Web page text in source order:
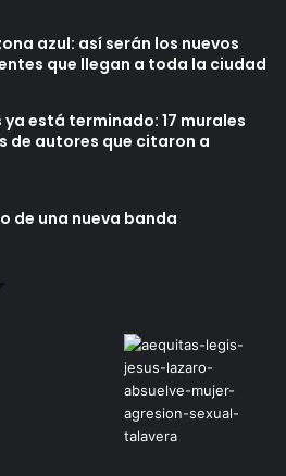
azul: así serán los nuevos
que llegan a toda la ciudad
ya está terminado: 17 murales
de autores que citaron a
de una nueva banda